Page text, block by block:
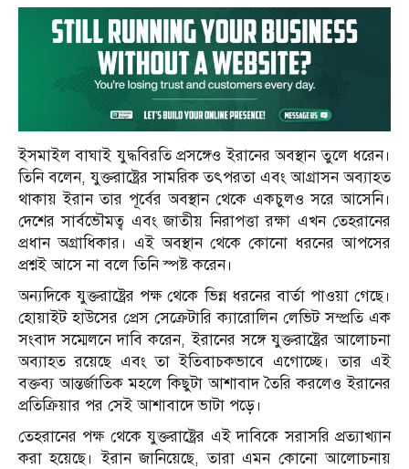
ইসমাইল বাঘাই যুদ্ধবিরতি প্রসঙ্গেও ইরানের অবস্থান তুলে ধরেন।
তিনি বলেন, যুক্তরাষ্ট্রের সামরিক তৎপরতা এবং আগ্রাসন অব্যাহত
থাকায় ইরান তার পূর্বের অবস্থান থেকে একচুলও সরে আসেনি।
দেশের সার্বভৌমত্ব এবং জাতীয় নিরাপত্তা রক্ষা এখন তেহরানের
প্রধান অগ্রাধিকার। এই অবস্থান থেকে কোনো ধরনের আপসের
প্রশ্নই আসে না বলে তিনি স্পষ্ট করেন।
অন্যদিকে যুক্তরাষ্ট্রের পক্ষ থেকে ভিন্ন ধরনের বার্তা পাওয়া গেছে।
হোয়াইট হাউসের প্রেস সেক্রেটারি ক্যারোলিন লেভিট সম্প্রতি এক
সংবাদ সম্মেলনে দাবি করেন, ইরানের সঙ্গে যুক্তরাষ্ট্রের আলোচনা
অব্যাহত রয়েছে এবং তা ইতিবাচকভাবে এগোচ্ছে। তার এই
বক্তব্য আন্তর্জাতিক মহলে কিছুটা আশাবাদ তৈরি করলেও ইরানের
প্রতিক্রিয়ার পর সেই আশাবাদে ভাটা পড়ে।
তেহরানের পক্ষ থেকে যুক্তরাষ্ট্রের এই দাবিকে সরাসরি প্রত্যাখ্যান
করা হয়েছে। ইরান জানিয়েছে, তারা এমন কোনো আলোচনায়